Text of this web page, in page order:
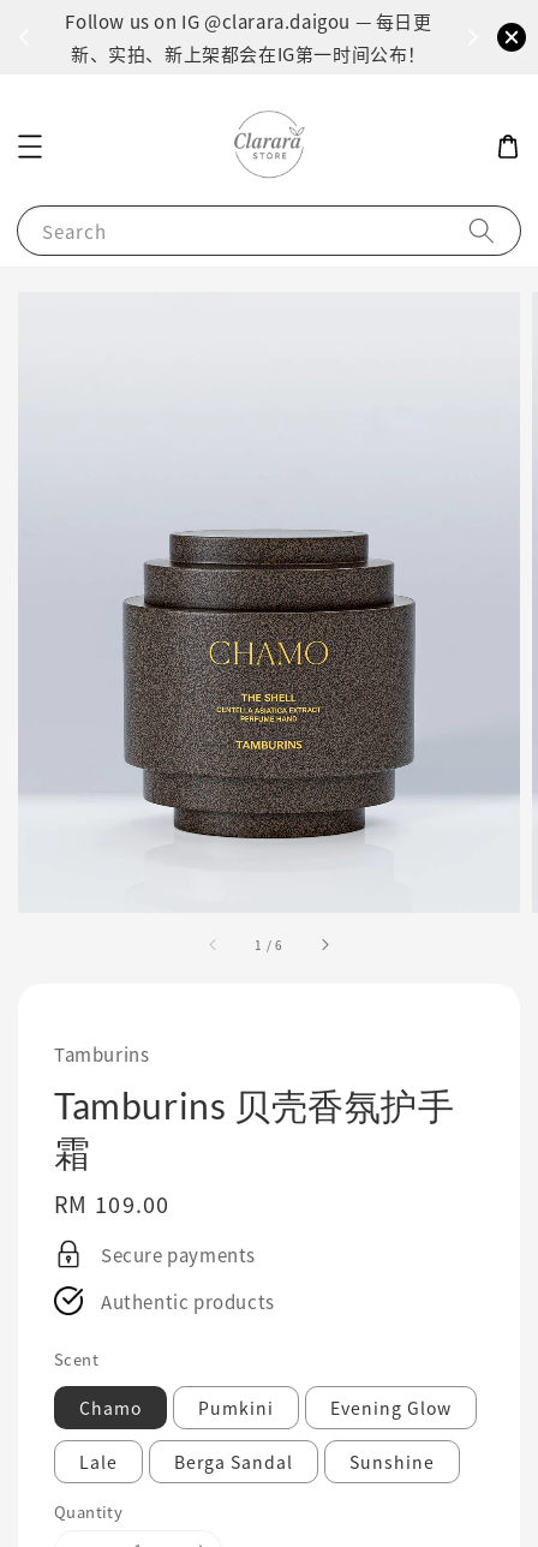
Follow us on IG @clarara.daigou — 每日更
新、实拍、新上架都会在IG第一时间公布！
Search
1 /6
Tamburins
Tamburins 贝壳香氛护手
霜
Regular
price
RM 109.00
Secure payments
Authentic products
Scent
Chamo Pumkini Evening Glow
Lale Berga Sandal Sunshine
Quantity